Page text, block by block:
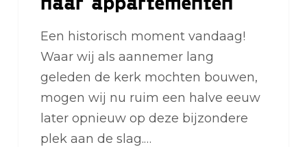
Een historisch moment vandaag!
Waar wij als aannemer lang
geleden de kerk mochten bouwen,
mogen wij nu ruim een halve eeuw
later opnieuw op deze bijzondere
plek aan de slag.…